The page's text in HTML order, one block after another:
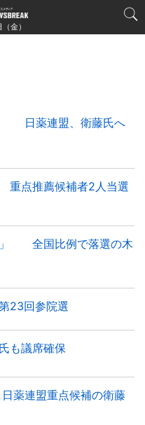
金）
日薬連盟、衛藤氏へ
点推薦候補者2人当選
」 全国比例で落選の木
23回参院選
も議席確保
薬連盟重点候補の衛藤